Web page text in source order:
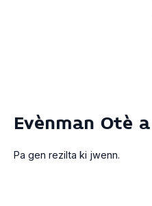
Evènman Otè a
Pa gen rezilta ki jwenn.